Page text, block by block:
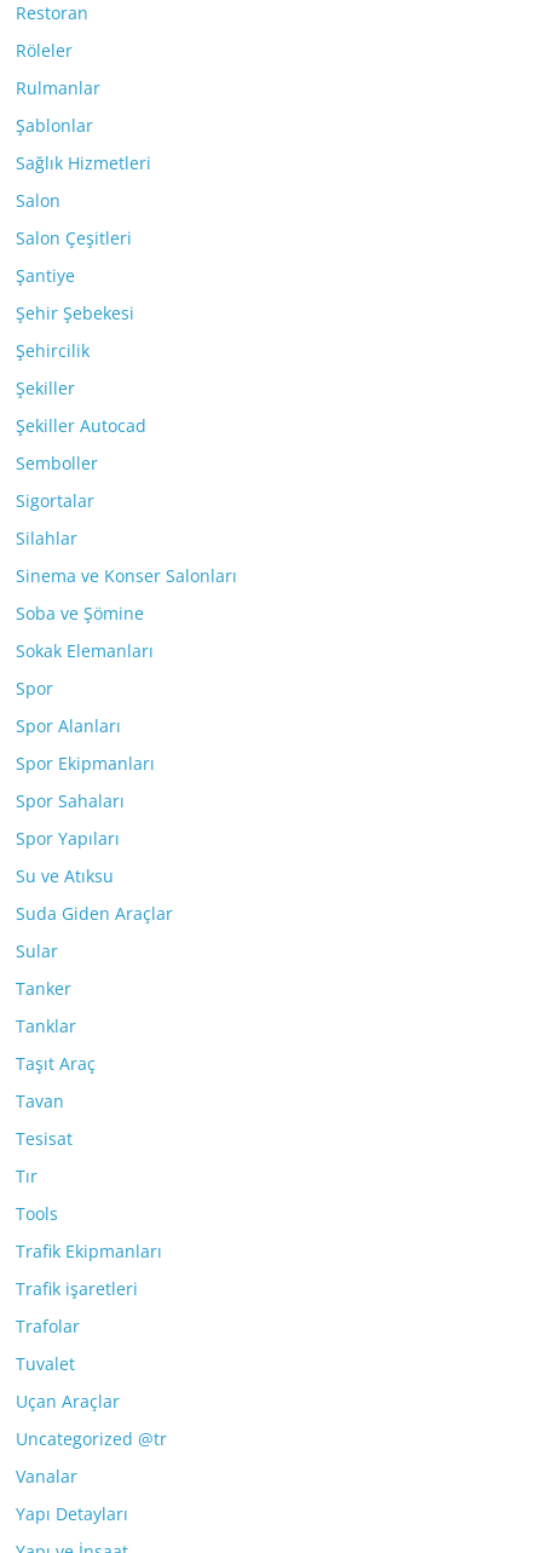
Restoran
Röleler
Rulmanlar
Şablonlar
Sağlık Hizmetleri
Salon
Salon Çeşitleri
Şantiye
Şehir Şebekesi
Şehircilik
Şekiller
Şekiller Autocad
Semboller
Sigortalar
Silahlar
Sinema ve Konser Salonları
Soba ve Şömine
Sokak Elemanları
Spor
Spor Alanları
Spor Ekipmanları
Spor Sahaları
Spor Yapıları
Su ve Atıksu
Suda Giden Araçlar
Sular
Tanker
Tanklar
Taşıt Araç
Tavan
Tesisat
Tır
Tools
Trafik Ekipmanları
Trafik işaretleri
Trafolar
Tuvalet
Uçan Araçlar
Uncategorized @tr
Vanalar
Yapı Detayları